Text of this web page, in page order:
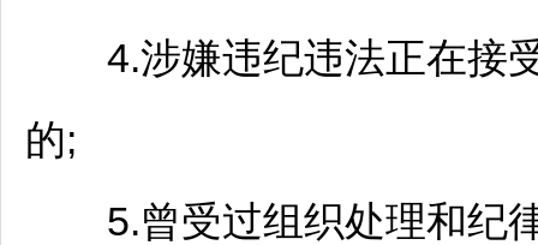
4.涉嫌违纪违法正在接受
的;
5.曾受过组织处理和纪